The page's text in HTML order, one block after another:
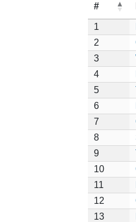
#
1
2
3
4
5
6
7
8
9
10
11
12
13